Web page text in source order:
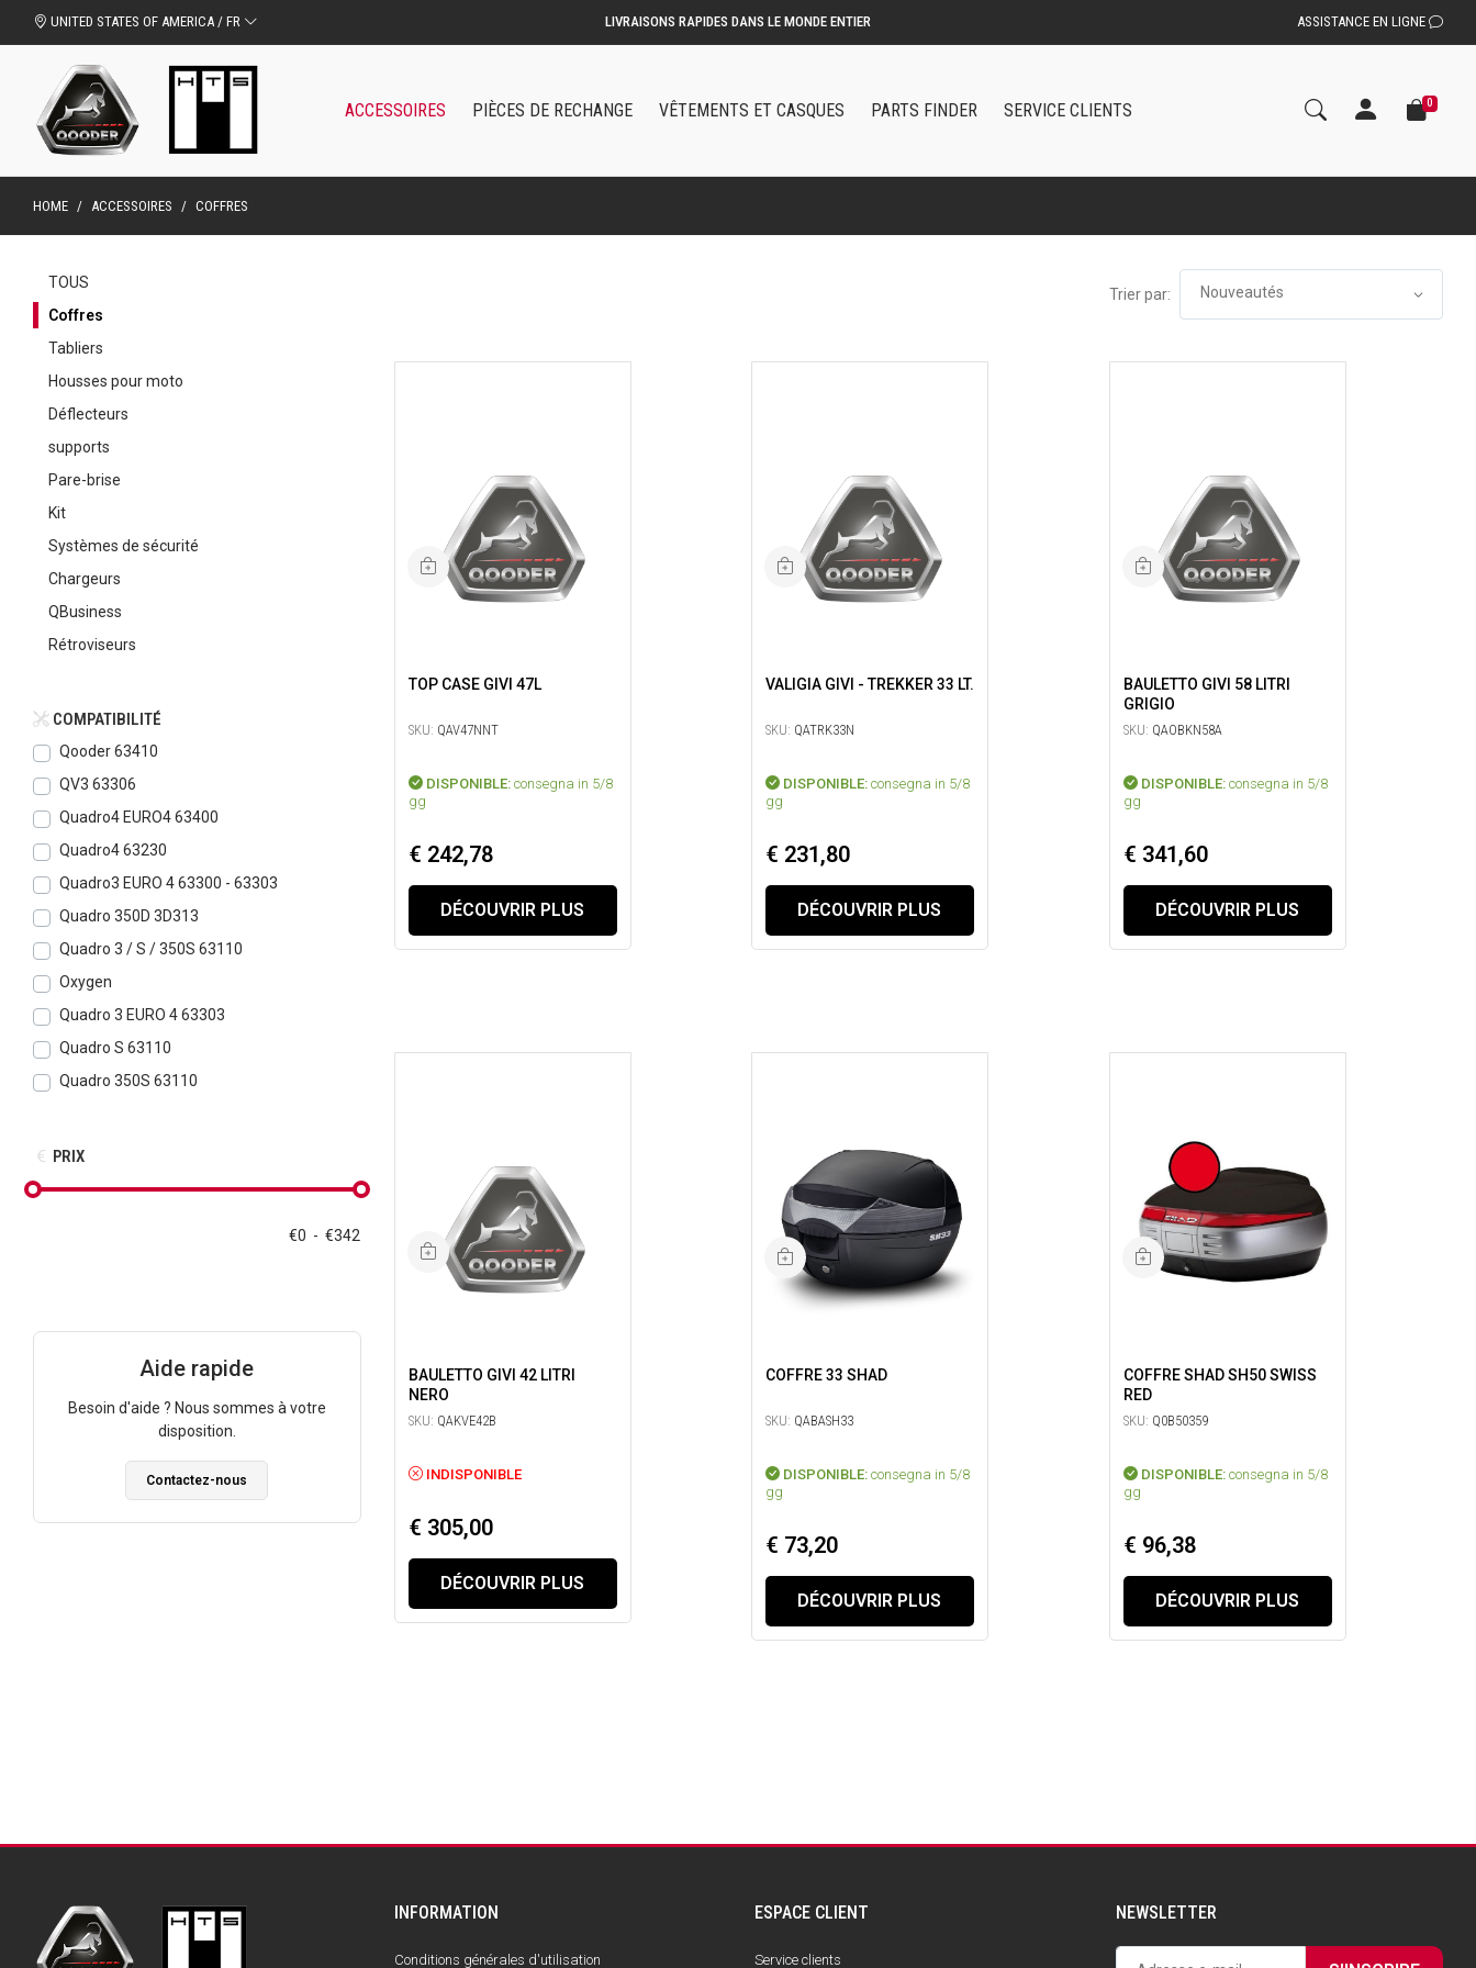
UNITED STATES OF AMERICA / FR LIVRAISONS RAPIDES DANS LE MONDE ENTIER ASSISTANCE EN LIGNE
ACCESSOIRES PIÈCES DE RECHANGE VÊTEMENTS ET CASQUES PARTS FINDER SERVICE CLIENTS 0
HOME / ACCESSOIRES / COFFRES
Trier par:
TOP CASE GIVI 47L
SKU: QAV47NNT
DISPONIBLE: consegna in 5/8
gg
€ 242,78
DÉCOUVRIR PLUS
VALIGIA GIVI - TREKKER 33 LT.
SKU: QATRK33N
DISPONIBLE: consegna in 5/8
gg
€ 231,80
DÉCOUVRIR PLUS
BAULETTO GIVI 58 LITRI
GRIGIO
SKU: QAOBKN58A
DISPONIBLE: consegna in 5/8
gg
€ 341,60
DÉCOUVRIR PLUS
BAULETTO GIVI 42 LITRI
NERO
SKU: QAKVE42B
INDISPONIBLE
€ 305,00
DÉCOUVRIR PLUS
COFFRE 33 SHAD
SKU: QABASH33
DISPONIBLE: consegna in 5/8
gg
€ 73,20
DÉCOUVRIR PLUS
COFFRE SHAD SH50 SWISS
RED
SKU: Q0B50359
DISPONIBLE: consegna in 5/8
gg
€ 96,38
DÉCOUVRIR PLUS
TOUS
Coffres
Tabliers
Housses pour moto
Déflecteurs
supports
Pare-brise
Kit
Systèmes de sécurité
Chargeurs
QBusiness
Rétroviseurs
COMPATIBILITÉ
Qooder 63410
QV3 63306
Quadro4 EURO4 63400
Quadro4 63230
Quadro3 EURO 4 63300 - 63303
Quadro 350D 3D313
Quadro 3 / S / 350S 63110
Oxygen
Quadro 3 EURO 4 63303
Quadro S 63110
Quadro 350S 63110
PRIX
€0 - €342
Aide rapide
Besoin d'aide ? Nous sommes à votre
disposition.
Contactez-nous
INFORMATION
Conditions générales d'utilisation
ESPACE CLIENT
Service clients
NEWSLETTER